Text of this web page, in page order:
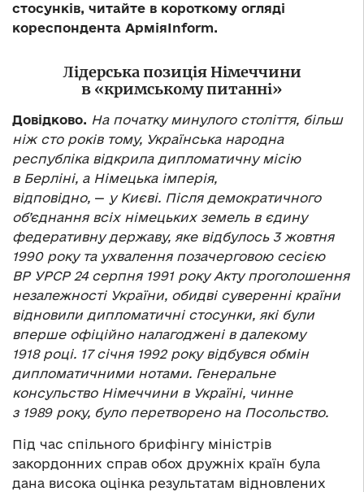
стосунків, читайте в короткому огляді
кореспондента АрміяInform.
Лідерська позиція Німеччини
в «кримському питанні»
Довідково. На початку минулого століття, більш
ніж сто років тому, Українська народна
республіка відкрила дипломатичну місію
в Берліні, а Німецька імперія,
відповідно, — у Києві. Після демократичного
об’єднання всіх німецьких земель в єдину
федеративну державу, яке відбулось 3 жовтня
1990 року та ухвалення позачерговою сесією
ВР УРСР 24 серпня 1991 року Акту проголошення
незалежності України, обидві суверенні країни
відновили дипломатичні стосунки, які були
вперше офіційно налагоджені в далекому
1918 році. 17 січня 1992 року відбувся обмін
дипломатичними нотами. Генеральне
консульство Німеччини в Україні, чинне
з 1989 року, було перетворено на Посольство.
Під час спільного брифінгу міністрів
закордонних справ обох дружніх країн була
дана висока оцінка результатам відновлених